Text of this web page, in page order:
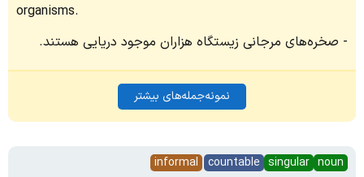
organisms.
صخره‌های مرجانی زیستگاه هزاران موجود دریایی هستند.
نمونه‌جمله‌های بیشتر
noun
singular
countable
informal